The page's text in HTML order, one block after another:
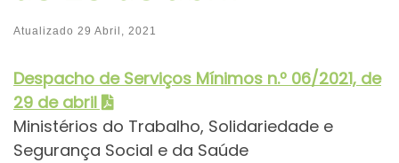
Atualizado 29 Abril, 2021
Despacho de Serviços Mínimos n.º 06/2021, de
29 de abril
Ministérios do Trabalho, Solidariedade e
Segurança Social e da Saúde